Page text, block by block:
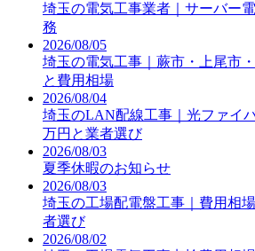
埼玉の電気工事業者｜サーバー
務
2026/08/05
埼玉の電気工事｜蕨市・上尾市
と費用相場
2026/08/04
埼玉のLAN配線工事｜光ファイ
万円と業者選び
2026/08/03
夏季休暇のお知らせ
2026/08/03
埼玉の工場配電盤工事｜費用相
者選び
2026/08/02